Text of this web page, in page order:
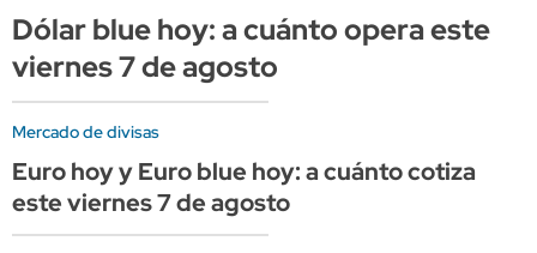
Dólar blue hoy: a cuánto opera este
viernes 7 de agosto
Mercado de divisas
Euro hoy y Euro blue hoy: a cuánto cotiza
este viernes 7 de agosto